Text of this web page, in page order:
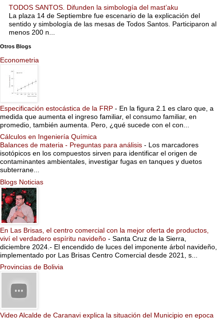
TODOS SANTOS. Difunden la simbología del mast’aku
La plaza 14 de Septiembre fue escenario de la explicación del
sentido y simbología de las mesas de Todos Santos. Participaron al
menos 200 n...
Otros Blogs
Econometria
Especificación estocástica de la FRP - En la figura 2.1 es claro que, a
medida que aumenta el ingreso familiar, el consumo familiar, en
promedio, también aumenta. Pero, ¿qué sucede con el con...
Cálculos en Ingeniería Química
Balances de materia - Preguntas para análisis - Los marcadores
isotópicos en los compuestos sirven para identificar el origen de
contaminantes ambientales, investigar fugas en tanques y duetos
subterrane...
Blogs Noticias
En Las Brisas, el centro comercial con la mejor oferta de productos,
viví el verdadero espíritu navideño - Santa Cruz de la Sierra,
diciembre 2024.- El encendido de luces del imponente árbol navideño,
implementado por Las Brisas Centro Comercial desde 2021, s...
Provincias de Bolivia
Video Alcalde de Caranavi explica la situación del Municipio en epoca